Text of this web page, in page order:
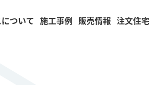
ついて 施工事例 販売情報 注文住宅